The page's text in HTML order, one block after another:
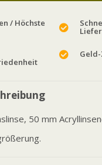
/ Höchste
50 mm